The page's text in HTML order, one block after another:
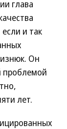
глава
и так
Он
проблемой
лет.